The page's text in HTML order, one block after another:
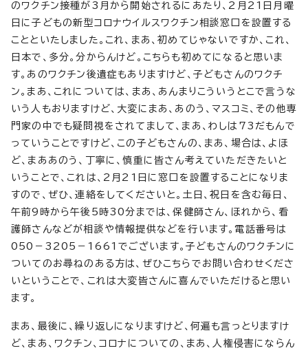
のワクチン接種が3月から開始されるにあたり、2月21日月曜
日に子どもの新型コロナウイルスワクチン相談窓口を設置する
ことといたしました。これ、まあ、初めてじゃないですか、これ、
日本で、多分。分からんけど。こちらも初めてになると思いま
す。あのワクチン後遺症もありますけど、子どもさんのワクチ
ン。まあ、これについては、まあ、あんまりこういうとこで言うな
いう人もおりますけど、大変にまあ、あのう、マスコミ、その他専
門家の中でも疑問視をされてまして、まあ、わしは73だもんで
っていうことですけど、この子どもさんの、まあ、場合は、よほ
ど、まああのう、丁寧に、慎重に皆さん考えていただきたいと
いうことで、これは、2月21日に窓口を設置することになりま
すので、ぜひ、連絡をしてくださいと。土日、祝日を含む毎日、
午前9時から午後5時30分までは、保健師さん、ほれから、看
護師さんなどが相談や情報提供などを行います。電話番号は
050－3205－1661でございます。子どもさんのワクチンに
ついてのお尋ねのある方は、ぜひこちらでお問い合わせくださ
いということで、これは大変皆さんに喜んでいただけると思い
ます。
まあ、最後に、繰り返しになりますけど、何遍も言っとりますけ
ど、まあ、ワクチン、コロナについての、まあ、人権侵害にならん